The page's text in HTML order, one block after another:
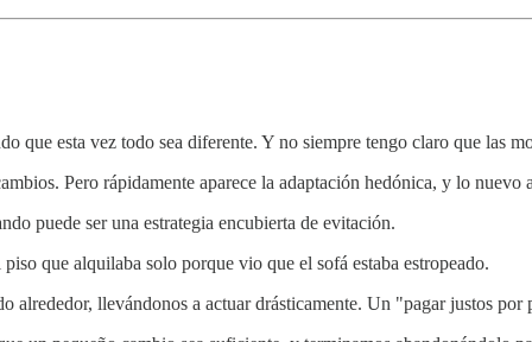
que esta vez todo sea diferente. Y no siempre tengo claro que las
Pero rápidamente aparece la adaptación hedónica, y lo nuevo
puede ser una estrategia encubierta de evitación.
que alquilaba solo porque vio que el sofá estaba estropeado.
llevándonos a actuar drásticamente. Un "pagar justos por